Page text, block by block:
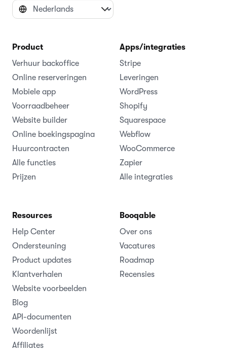
Product
Verhuur backoffice
Online reserveringen
Mobiele app
Voorraadbeheer
Website builder
Online boekingspagina
Huurcontracten
Alle functies
Prijzen
Apps/integraties
Stripe
Leveringen
WordPress
Shopify
Squarespace
Webflow
WooCommerce
Zapier
Alle integraties
Resources
Help Center
Ondersteuning
Product updates
Klantverhalen
Website voorbeelden
Blog
API-documenten
Woordenlijst
Affiliates
Booqable
Over ons
Vacatures
Roadmap
Recensies